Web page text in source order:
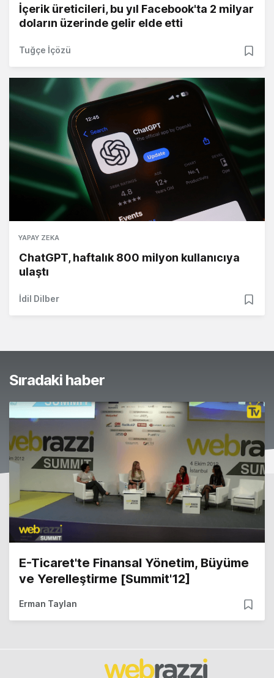
İçerik üreticileri, bu yıl Facebook'ta 2 milyar
doların üzerinde gelir elde etti
Tuğçe İçözü
YAPAY ZEKA
ChatGPT, haftalık 800 milyon kullanıcıya
ulaştı
İdil Dilber
Sıradaki haber
E-Ticaret'te Finansal Yönetim, Büyüme
ve Yerelleştirme [Summit'12]
Erman Taylan